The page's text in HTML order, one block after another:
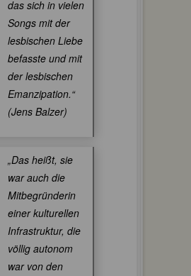
das sich in vielen
Songs mit der
lesbischen Liebe
befasste und mit
der lesbischen
Emanzipation.“
(Jens Balzer)
„Das heißt, sie
war auch die
Mitbegründerin
einer kulturellen
Infrastruktur, die
völlig autonom
war von den